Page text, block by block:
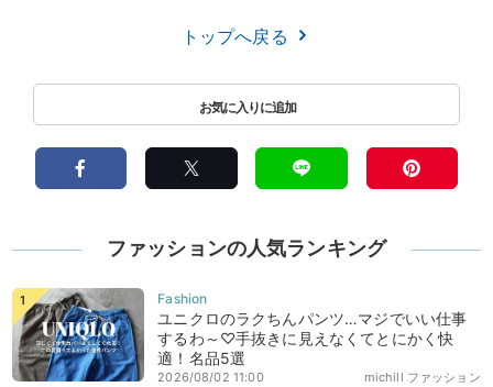
トップへ戻る
ファッションの人気ランキング
ユニクロのラクちんパンツ…マジでいい仕事
するわ～♡手抜きに見えなくてとにかく快
適！名品5選
michill ファッション
2026/08/02 11:00